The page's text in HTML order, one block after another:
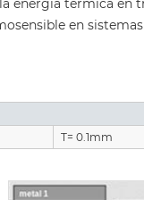
energía térmica en
en
T= 0.1mm